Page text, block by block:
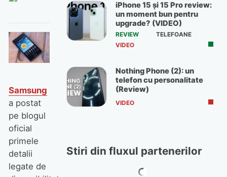
Samsung
a postat
pe blogul
oficial
primele
detalii
legate de
iPhone 15 și 15 Pro review:
un moment bun pentru
upgrade? (VIDEO)
REVIEW
TELEFOANE
VIDEO
Nothing Phone (2): un
telefon cu personalitate
(Review)
VIDEO
Stiri din fluxul partenerilor